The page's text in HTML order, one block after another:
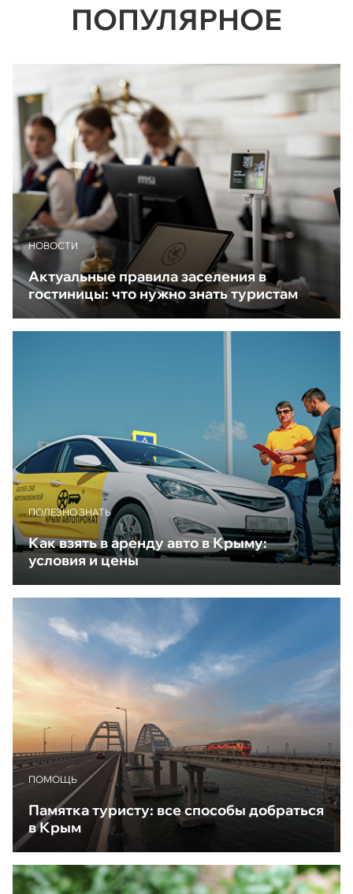
ПОПУЛЯРНОЕ
НОВОСТИ
Актуальные правила заселения в
гостиницы: что нужно знать туристам
ПОЛЕЗНО ЗНАТЬ
Как взять в аренду авто в Крыму:
условия и цены
ПОМОЩЬ
Памятка туристу: все способы добраться
в Крым